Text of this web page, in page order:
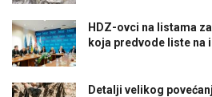
HDZ-ovci na listama
koja predvode liste na
Detalji velikog